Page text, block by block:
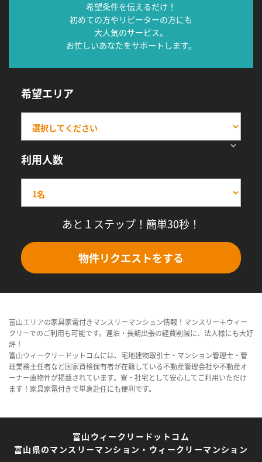
希望条件を伝えるだけ！
初めての方やリピーターの方にも
大人気のサービス。
お忙しいあなたをサポートします。
希望エリア
利用人数
あと１ステップ！簡単30秒！
物件リクエストをする
富山エリアの家具家電付きマンスリーマンション情報！マンスリー＋ウィー
クリーでのご利用も可能です。連泊・長期出張の経費削減に、法人様にも大好
評！
富山ウィークリードットコムには、宅地建物取引士・マンション管理士・管
理業務主任者など国家資格保有者が在籍している不動産管理会社や不動産オ
ーナー直物件が掲載されています。寮・社宅として安心してご利用いただけ
ます！家具家電付きで単身赴任にも便利です。
富山ウィークリードットコム
富山県のマンスリーマンション・ウィークリーマンション